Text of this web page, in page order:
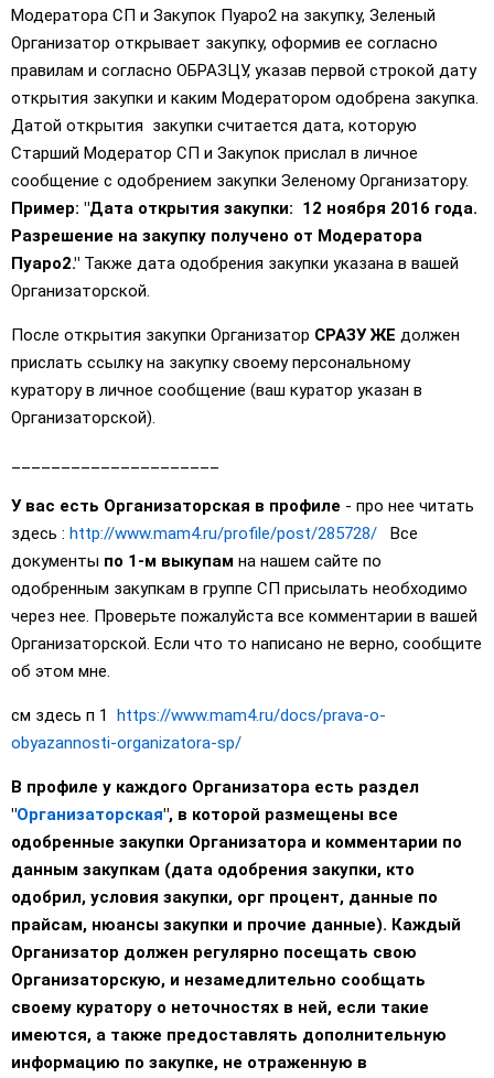
Модератора СП и Закупок Пуаро2 на закупку, Зеленый
Организатор открывает закупку, оформив ее согласно
правилам и согласно ОБРАЗЦУ, указав первой строкой дату
открытия закупки и каким Модератором одобрена закупка.
Датой открытия закупки считается дата, которую
Старший Модератор СП и Закупок прислал в личное
сообщение с одобрением закупки Зеленому Организатору.
Пример: "Дата открытия закупки: 12 ноября 2016 года.
Разрешение на закупку получено от Модератора
Пуаро2." Также дата одобрения закупки указана в вашей
Организаторской.
После открытия закупки Организатор СРАЗУ ЖЕ должен
прислать ссылку на закупку своему персональному
куратору в личное сообщение (ваш куратор указан в
Организаторской).
У вас есть Организаторская в профиле - про нее читать
здесь : http://www.mam4.ru/profile/post/285728/ Все
документы по 1-м выкупам на нашем сайте по
одобренным закупкам в группе СП присылать необходимо
через нее. Проверьте пожалуйста все комментарии в вашей
Организаторской. Если что то написано не верно, сообщите
об этом мне.
см здесь п 1
https://www.mam4.ru/docs/prava-o-
obyazannosti-organizatora-sp/
В профиле у каждого Организатора есть раздел
"Организаторская", в которой размещены все
одобренные закупки Организатора и комментарии по
данным закупкам (дата одобрения закупки, кто
одобрил, условия закупки, орг процент, данные по
прайсам, нюансы закупки и прочие данные). Каждый
Организатор должен регулярно посещать свою
Организаторскую, и незамедлительно сообщать
своему куратору о неточностях в ней, если такие
имеются, а также предоставлять дополнительную
информацию по закупке, не отраженную в